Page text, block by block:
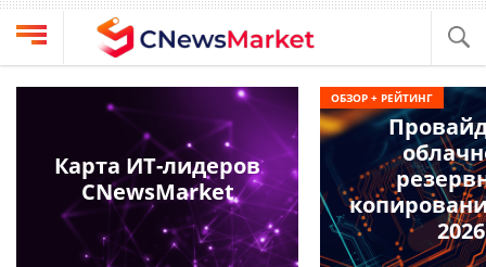
Выбрать
провайдера
Компании
CNews
Конференции
Техника
Карта ИТ-лидеров
CNewsMarket
2026
ОБЗОР + РЕЙТИНГ